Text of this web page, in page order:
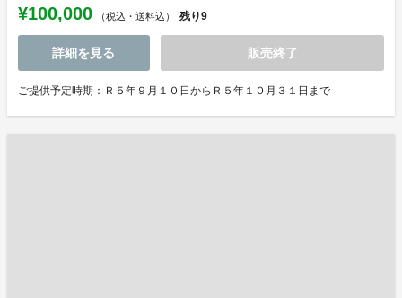
¥100,000 （税込・送料込） 残り9
詳細を見る 販売終了
ご提供予定時期：Ｒ５年９月１０日からＲ５年１０月３１日まで